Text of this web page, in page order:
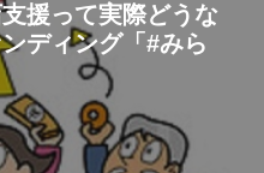
援って実際どうな
ディング「#みら